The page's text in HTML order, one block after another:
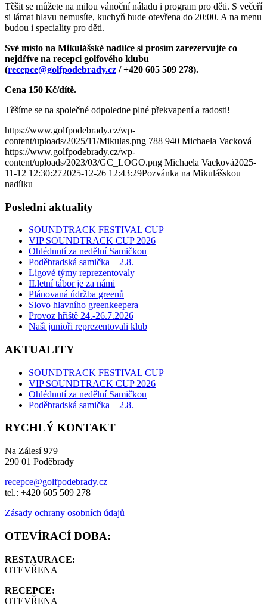
Těšit se můžete na milou vánoční náladu i program pro děti. S večeří
si lámat hlavu nemusíte, kuchyň bude otevřena do 20:00. A na menu
budou i speciality pro děti.
Své místo na Mikulášské nadílce si prosím zarezervujte co
nejdříve na recepci golfového klubu
(recepce@golfpodebrady.cz / +420 605 509 278).
Cena 150 Kč/dítě.
Těšíme se na společné odpoledne plné překvapení a radosti!
https://www.golfpodebrady.cz/wp-
content/uploads/2025/11/Mikulas.png 788 940 Michaela Vacková
https://www.golfpodebrady.cz/wp-
content/uploads/2023/03/GC_LOGO.png Michaela Vacková2025-
11-12 12:30:272025-12-26 12:43:29Pozvánka na Mikulášskou
nadílku
Poslední aktuality
SOUNDTRACK FESTIVAL CUP
VIP SOUNDTRACK CUP 2026
Ohlédnutí za nedělní Samičkou
Poděbradská samička – 2.8.
Ligové týmy reprezentovaly
II.letní tábor je za námi
Plánovaná údržba greenů
Slovo hlavního greenkeepera
Provoz hřiště 24.-26.7.2026
Naši junioři reprezentovali klub
AKTUALITY
SOUNDTRACK FESTIVAL CUP
VIP SOUNDTRACK CUP 2026
Ohlédnutí za nedělní Samičkou
Poděbradská samička – 2.8.
RYCHLÝ KONTAKT
Na Zálesí 979
290 01 Poděbrady
recepce@golfpodebrady.cz
tel.: +420 605 509 278
Zásady ochrany osobních údajů
OTEVÍRACÍ DOBA:
RESTAURACE:
OTEVŘENA
RECEPCE:
OTEVŘENA